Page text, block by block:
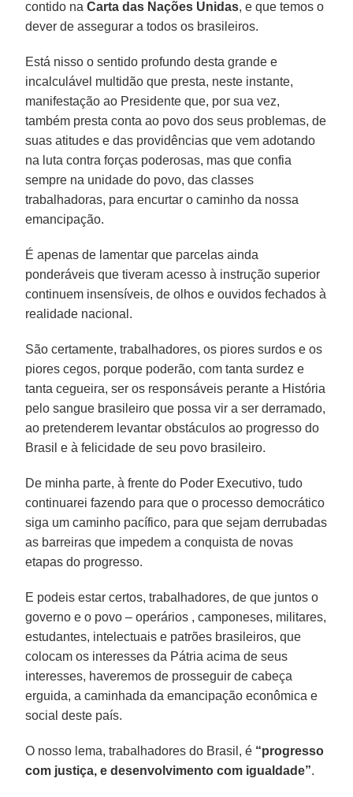
contido naCarta das Nações Unidas, e que temos o
dever de assegurar a todos os brasileiros.
Está nisso o sentido profundo desta grande e
incalculável multidão que presta, neste instante,
manifestação ao Presidente que, por sua vez,
também presta conta ao povo dos seus problemas, de
suas atitudes e das providências que vem adotando
na luta contra forças poderosas, mas que confia
sempre na unidade do povo, das classes
trabalhadoras, para encurtar o caminho da nossa
emancipação.
É apenas de lamentar que parcelas ainda
ponderáveis que tiveram acesso à instrução superior
continuem insensíveis, de olhos e ouvidos fechados à
realidade nacional.
São certamente, trabalhadores, os piores surdos e os
piores cegos, porque poderão, com tanta surdez e
tanta cegueira, ser os responsáveis perante a História
pelo sangue brasileiro que possa vir a ser derramado,
ao pretenderem levantar obstáculos ao progresso do
Brasil e à felicidade de seu povo brasileiro.
De minha parte, à frente do Poder Executivo, tudo
continuarei fazendo para que o processo democrático
siga um caminho pacífico, para que sejam derrubadas
as barreiras que impedem a conquista de novas
etapas do progresso.
E podeis estar certos, trabalhadores, de que juntos o
governo e o povo – operários , camponeses, militares,
estudantes, intelectuais e patrões brasileiros, que
colocam os interesses da Pátria acima de seus
interesses, haveremos de prosseguir de cabeça
erguida, a caminhada da emancipação econômica e
social deste país.
O nosso lema, trabalhadores do Brasil, é “progresso
com justiça, e desenvolvimento com igualdade”.